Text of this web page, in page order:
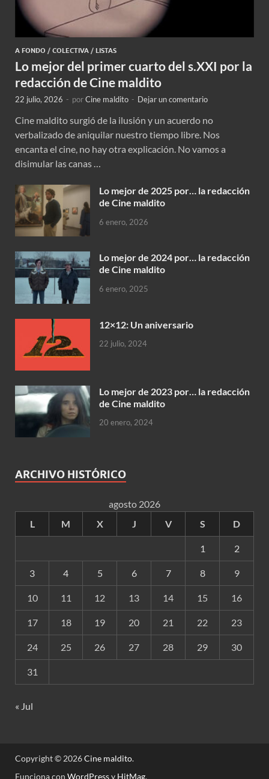
A FONDO / COLECTIVA / LISTAS
Lo mejor del primer cuarto del s.XXI por la
redacción de Cine maldito
22 julio, 2026 - porCine maldito - Dejar un comentario
Cine maldito surgió de la ilusión y un acuerdo no
verbalizado de aniquilar nuestro tiempo libre. Nos
encanta el cine, no hay otra explicación. No vamos a
disimular las canas …
Lo mejor de 2025 por… la redacción
de Cine maldito
6 enero, 2026
Lo mejor de 2024 por… la redacción
de Cine maldito
6 enero, 2025
12×12: Un aniversario
22 julio, 2024
Lo mejor de 2023 por… la redacción
de Cine maldito
20 enero, 2024
ARCHIVO HISTÓRICO
agosto 2026
L
M X J V S D
1 2
3 4 5 6 7 8 9
10 11 12 13 14 15 16
17 18 19 20 21 22 23
24 25 26 27 28 29 30
31
« Jul
Copyright © 2026Cine maldito.
Funciona con WordPressy HitMag.